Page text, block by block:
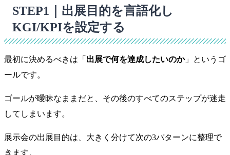
STEP1｜出展目的を言語化し
KGI/KPIを設定する
最初に決めるべきは「 出展で何を達成したいのか」というゴ
ールです。
ゴールが曖昧なままだと、その後のすべてのステップが迷走
してしまいます。
展示会の出展目的は、大きく分けて次の3パターンに整理で
きます。